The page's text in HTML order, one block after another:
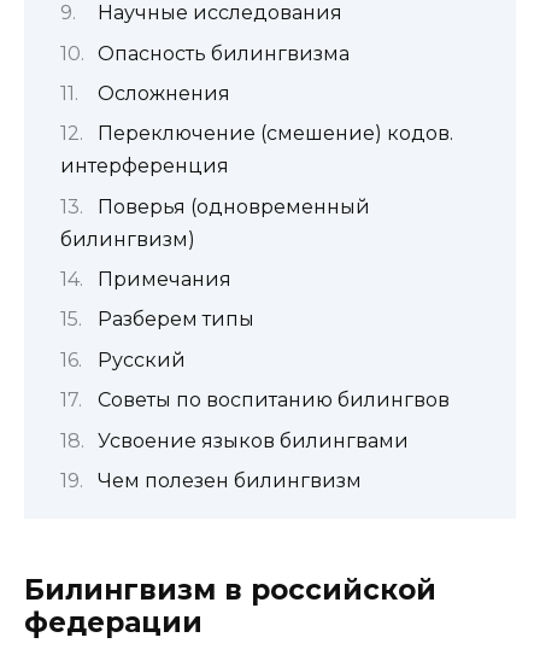
Научные исследования
Опасность билингвизма
Осложнения
Переключение (смешение) кодов.
интерференция
Поверья (одновременный
билингвизм)
Примечания
Разберем типы
Русский
Советы по воспитанию билингвов
Усвоение языков билингвами
Чем полезен билингвизм
Билингвизм в российской
федерации